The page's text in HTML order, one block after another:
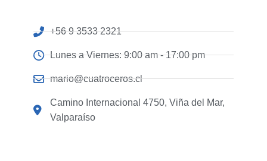
+56 9 3533 2321
Lunes a Viernes: 9:00 am - 17:00 pm
mario@cuatroceros.cl
Camino Internacional 4750, Viña del Mar,
Valparaíso